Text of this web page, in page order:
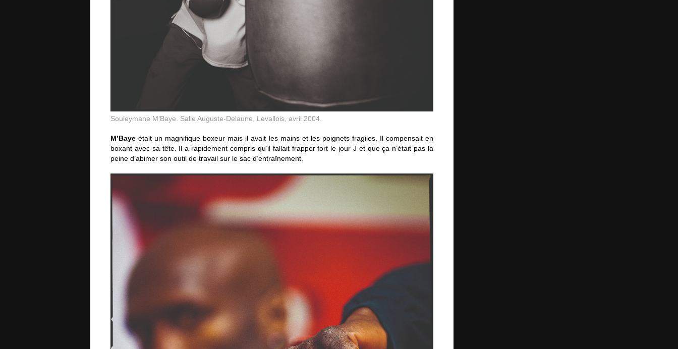
Souleymane M’Baye. Salle Auguste-Delaune, Levallois, avril 2004.
M’Baye était un magnifique boxeur mais il avait les mains et les poignets fragiles. Il compensait en
boxant avec sa tête. Il a rapidement compris qu’il fallait frapper fort le jour J et que ça n’était pas la
peine d’abimer son outil de travail sur le sac d’entraînement.